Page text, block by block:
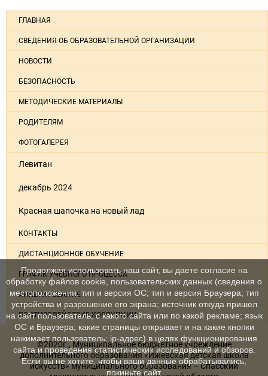
ГЛАВНАЯ
СВЕДЕНИЯ ОБ ОБРАЗОВАТЕЛЬНОЙ ОРГАНИЗАЦИИ
НОВОСТИ
БЕЗОПАСНОСТЬ
МЕТОДИЧЕСКИЕ МАТЕРИАЛЫ
РОДИТЕЛЯМ
ФОТОГАЛЕРЕЯ
Левитан
декабрь 2024
Красная шапочка на новый лад
КОНТАКТЫ
ДИСТАНЦИОННОЕ ОБУЧЕНИЕ
ГРАФИК УЧЕБНОГО ПРОЦЕССА
АНКЕТИРОВАНИЕ
ПРОТИВОДЕЙСТВИЕ КОРРУПЦИИ
©2020г., Муниципальное бюджетное учреждение
дополнительного образования «Ижевская детская школа
искусств» муниципального образования – Спасский
Продолжая использовать наш сайт, вы даете согласие на
обработку файлов cookie, пользовательских данных (сведения о
местоположении; тип и версия ОС; тип и версия Браузера; тип
устройства и разрешение его экрана; источник откуда пришел
на сайт пользователь; с какого сайта или по какой рекламе; язык
ОС и Браузера; какие страницы открывает и на какие кнопки
нажимает пользователь; ip-адрес) в целях функционирования
сайта и проведения статистических исследований и обзоров.
Если вы не хотите, чтобы ваши данные обрабатывались,
покиньте сайт.